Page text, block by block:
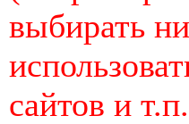
выбирать
сайтов и т.п.